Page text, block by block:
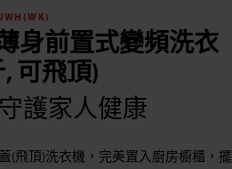
身前置式變頻洗衣
可飛頂)
護家人健康
蓋(飛頂)洗衣機，完美置入廚房櫥櫃，擺